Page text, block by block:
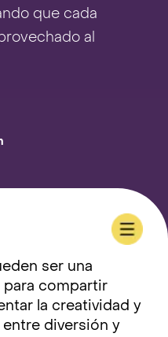
que cada
al
ser una
compartir
la creatividad y
diversión y